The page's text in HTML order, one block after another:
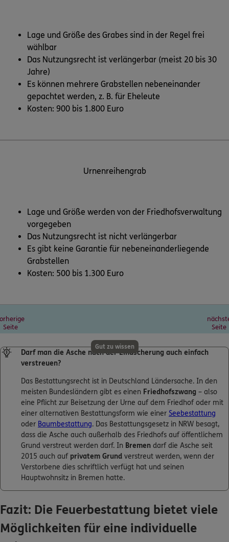
Lage und Größe des Grabes sind in der Regel frei
wählbar
Das Nutzungsrecht ist verlängerbar (meist 20 bis 30
Jahre)
Es können mehrere Grabstellen nebeneinander
gepachtet werden, z. B. für Eheleute
Kosten: 900 bis 1.800 Euro
Urnenreihengrab
Lage und Größe werden von der Friedhofsverwaltung
vorgegeben
Das Nutzungsrecht ist nicht verlängerbar
Es gibt keine Garantie für nebeneinanderliegende
Grabstellen
Kosten: 500 bis 1.300 Euro
Seite
Seite
Gut zu wissen
Darf man die Asche nach der Einäscherung auch einfach
verstreuen?
Das Bestattungsrecht ist in Deutschland Ländersache. In den
meisten Bundesländern gibt es einen Friedhofszwang – also
eine Pflicht zur Beisetzung der Urne auf dem Friedhof oder mit
einer alternativen Bestattungsform wie einer Seebestattung
oder Baumbestattung. Das Bestattungsgesetz in NRW besagt,
dass die Asche auch außerhalb des Friedhofs auf öffentlichem
Grund verstreut werden darf. In Bremen darf die Asche seit
2015 auch auf privatem Grund verstreut werden, wenn der
Verstorbene dies schriftlich verfügt hat und seinen
Hauptwohnsitz in Bremen hatte.
Fazit: Die Feuerbestattung bietet viele
Möglichkeiten für eine individuelle